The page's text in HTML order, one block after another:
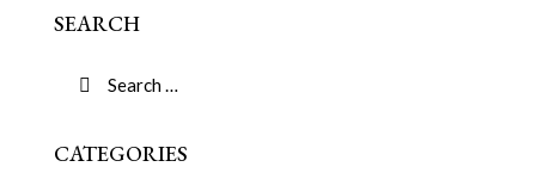
SEARCH
CATEGORIES